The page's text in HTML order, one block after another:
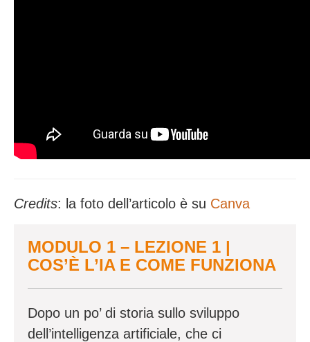
Credits: la foto dell’articolo è su Canva
MODULO 1 – LEZIONE 1 |
COS’È L’IA E COME FUNZIONA
Dopo un po’ di storia sullo sviluppo
dell’intelligenza artificiale, che ci